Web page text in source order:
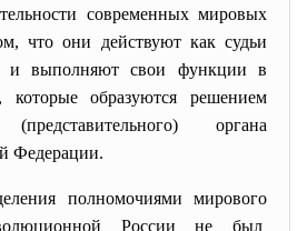
современных мировых
что они действуют как судьи
и выполняют свои функции в
которые образуются решением
(представительного) органа
Федерации.
полномочиями мирового
России не был